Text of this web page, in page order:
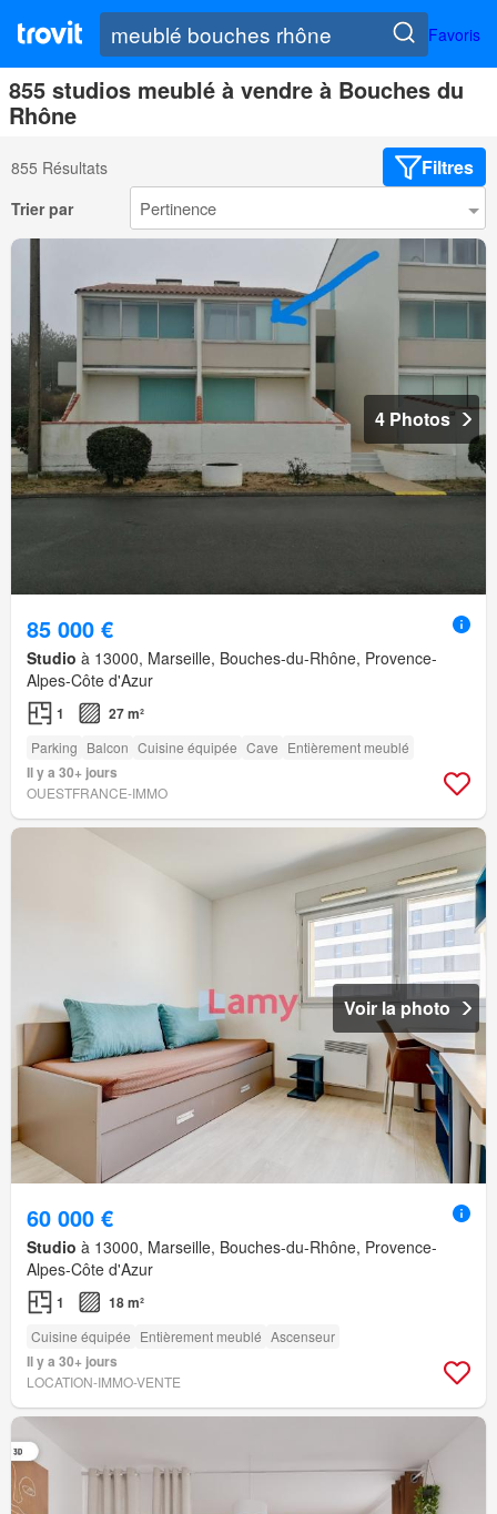
Favoris
855 studios meublé à vendre à Bouches du
Rhône
855 Résultats Filtres
Trier par
4 Photos
85 000 €
Studio à 13000, Marseille, Bouches-du-Rhône, Provence-
Alpes-Côte d'Azur
1 27 m²
Parking Balcon Cuisine équipée Cave Entièrement meublé
Il y a 30+ jours
OUESTFRANCE-IMMO
Voir la photo
60 000 €
Studio à 13000, Marseille, Bouches-du-Rhône, Provence-
Alpes-Côte d'Azur
1 18 m²
Cuisine équipée Entièrement meublé Ascenseur
Il y a 30+ jours
LOCATION-IMMO-VENTE